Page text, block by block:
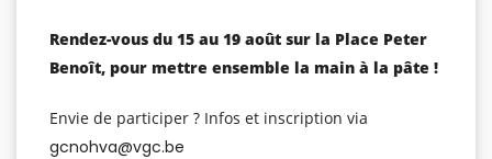
Rendez-vous du 15 au 19 août sur la Place Peter
Benoît, pour mettre ensemble la main à la pâte !
Envie de participer ? Infos et inscription via
gcnohva@vgc.be